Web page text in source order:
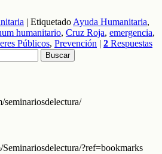
| Etiquetado Ayuda Humanitaria,
humanitario, Cruz Roja, emergencia,
Públicos, Prevención | 2 Respuestas
?ref=bookmarks